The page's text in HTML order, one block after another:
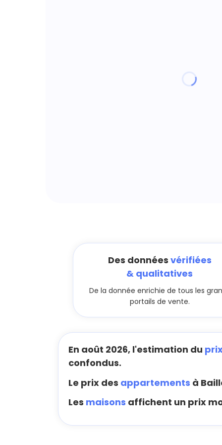
Des données vérifiées
& qualitatives
De la donnée enrichie de tous les
portails de vente.
En août 2026, l'estimation du
confondus.
Le prix des appartements à
Les maisons affichent un prix